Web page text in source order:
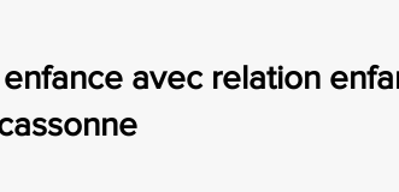
avec relation